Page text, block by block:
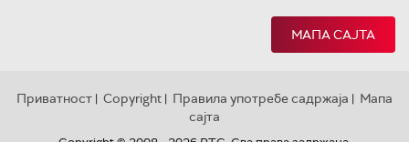
МАПА САЈТА
Приватност | Copyright | Правила употребе садржаја | Мапа
сајта